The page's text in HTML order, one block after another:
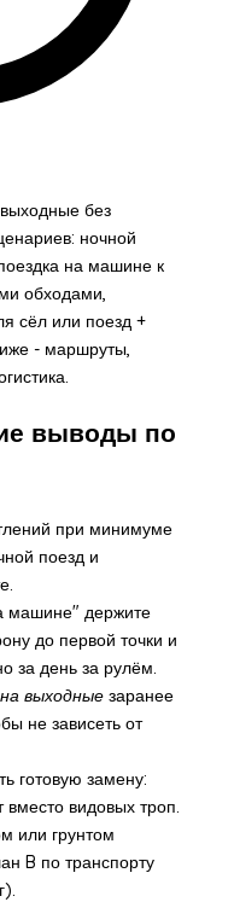
без
ночной
на машине к
обходами,
сёл или поезд +
- маршруты,
выводы по
при минимуме
поезд и
машине" держите
до первой точки и
за день за рулём.
выходныезаранее
не зависеть от
готовую замену:
видовых троп.
или грунтом
B по транспорту